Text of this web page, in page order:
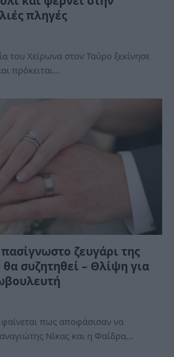
πληγές
του Χείρωνα στον Ταύρο ξεκίνησε
πρόκειται…
ζευγάρι της
συζητηθεί – Θλίψη για
πως αποφάσισαν να
Νίκας και η Φαίδρα…